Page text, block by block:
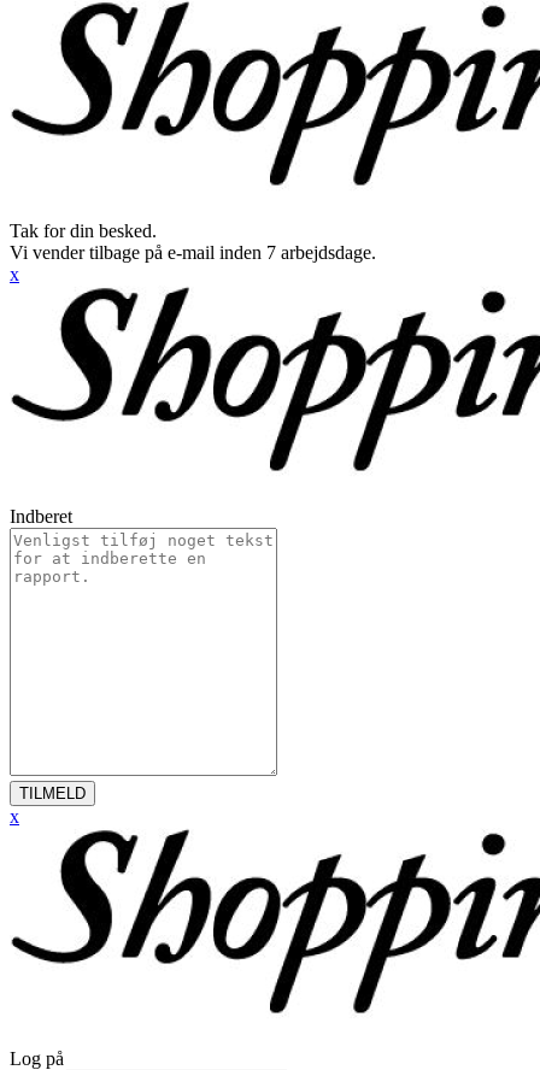
Tak for din besked.
Vi vender tilbage på e-mail inden 7 arbejdsdage.
x
Indberet
TILMELD
x
Log på